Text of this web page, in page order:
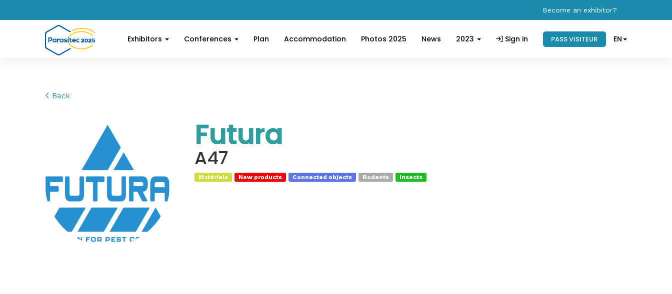
Become an exhibitor?
Exhibitors Conferences Plan Accommodation Photos 2025 News 2023 Sign in PASS VISITEUR EN
Back
Futura
A47
Matériels New products Connected objects Rodents Insects